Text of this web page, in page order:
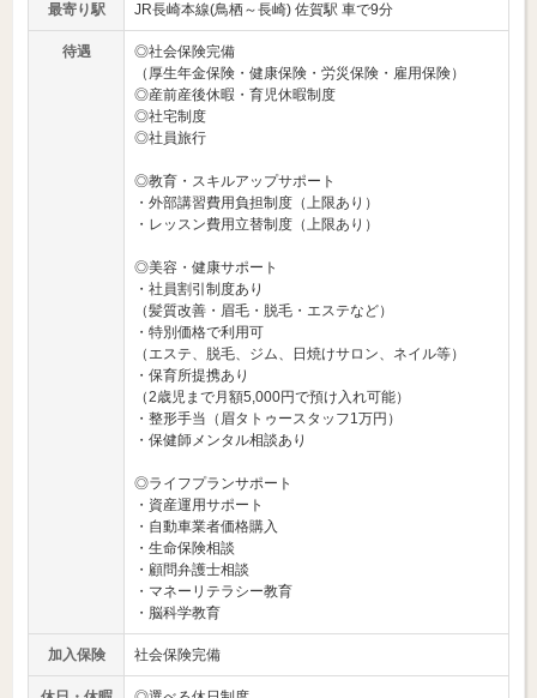
最寄り駅 JR長崎本線(鳥栖～長崎) 佐賀駅 車で9分
待遇
◎社会保険完備
（厚生年金保険・健康保険・労災保険・雇用保険）
◎産前産後休暇・育児休暇制度
◎社宅制度
◎社員旅行
◎教育・スキルアップサポート
・外部講習費用負担制度（上限あり）
・レッスン費用立替制度（上限あり）
◎美容・健康サポート
・社員割引制度あり
（髪質改善・眉毛・脱毛・エステなど）
・特別価格で利用可
（エステ、脱毛、ジム、日焼けサロン、ネイル等）
・保育所提携あり
（2歳児まで月額5,000円で預け入れ可能）
・整形手当（眉タトゥースタッフ1万円）
・保健師メンタル相談あり
◎ライフプランサポート
・資産運用サポート
・自動車業者価格購入
・生命保険相談
・顧問弁護士相談
・マネーリテラシー教育
・脳科学教育
加入保険 社会保険完備